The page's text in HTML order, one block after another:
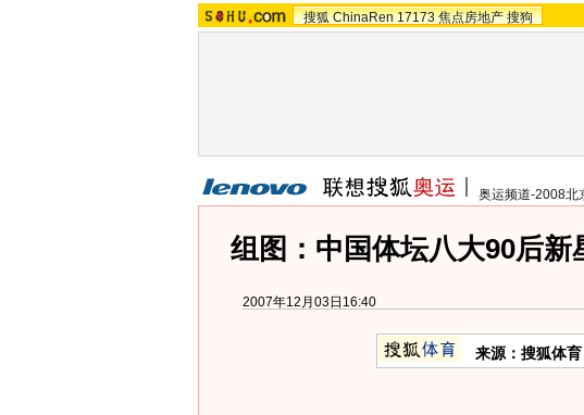
搜狐 ChinaRen 17173 焦点房地产 搜狗
奥运频道-2008北
组图：中国体坛八大90后新
2007年12月03日16:40
来源：搜狐体